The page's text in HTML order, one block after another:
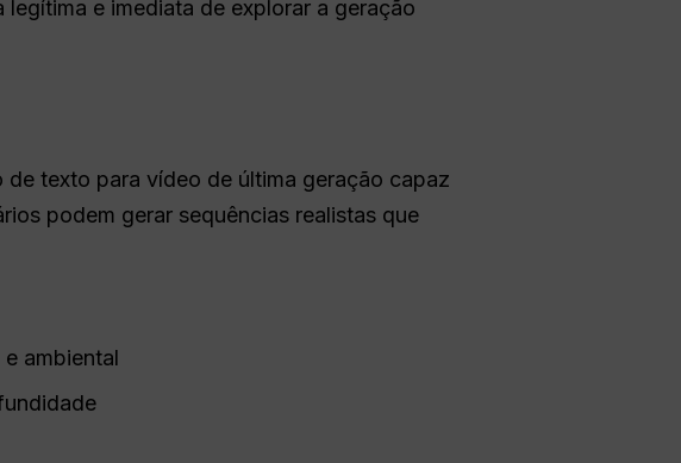
e imediata de explorar a geração
texto para vídeo de última geração capaz
podem gerar sequências realistas que
ambiental